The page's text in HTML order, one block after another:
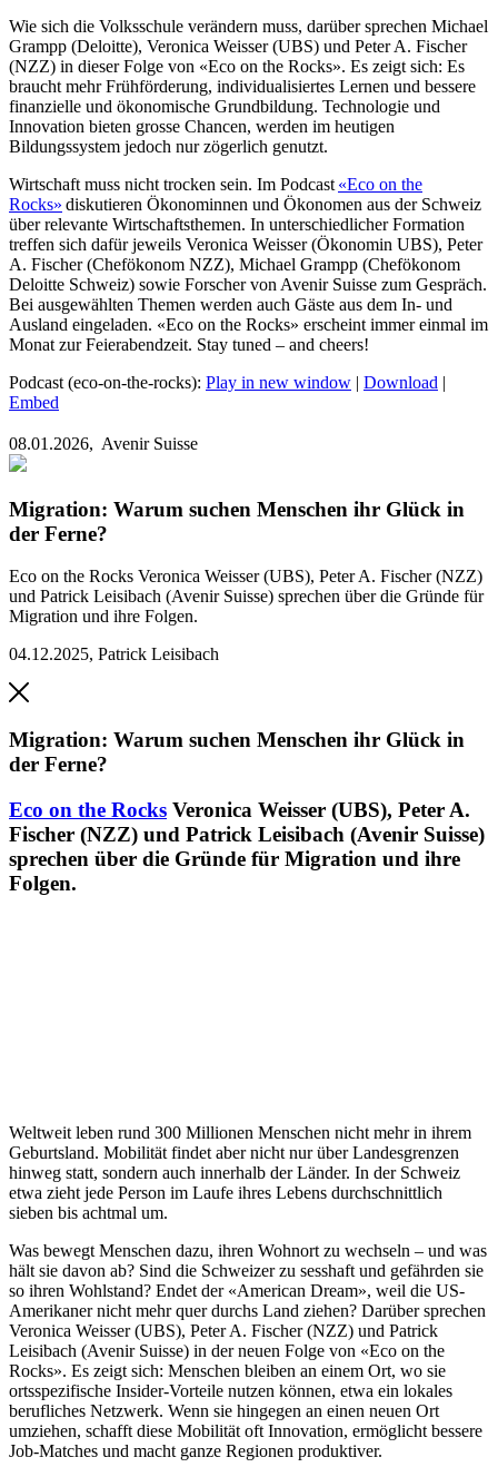
Wie sich die Volksschule verändern muss, darüber sprechen Michael
Grampp (Deloitte), Veronica Weisser (UBS) und Peter A. Fischer
(NZZ) in dieser Folge von «Eco on the Rocks». Es zeigt sich: Es
braucht mehr Frühförderung, individualisiertes Lernen und bessere
finanzielle und ökonomische Grundbildung. Technologie und
Innovation bieten grosse Chancen, werden im heutigen
Bildungssystem jedoch nur zögerlich genutzt.
Wirtschaft muss nicht trocken sein. Im Podcast «Eco on the
Rocks» diskutieren Ökonominnen und Ökonomen aus der Schweiz
über relevante Wirtschaftsthemen. In unterschiedlicher Formation
treffen sich dafür jeweils Veronica Weisser (Ökonomin UBS), Peter
A. Fischer (Chefökonom NZZ), Michael Grampp (Chefökonom
Deloitte Schweiz) sowie Forscher von Avenir Suisse zum Gespräch.
Bei ausgewählten Themen werden auch Gäste aus dem In- und
Ausland eingeladen. «Eco on the Rocks» erscheint immer einmal im
Monat zur Feierabendzeit. Stay tuned – and cheers!
Podcast (eco-on-the-rocks): Play in new window | Download |
Embed
08.01.2026, Avenir Suisse
Migration: Warum suchen Menschen ihr Glück in
der Ferne?
Eco on the Rocks Veronica Weisser (UBS), Peter A. Fischer (NZZ)
und Patrick Leisibach (Avenir Suisse) sprechen über die Gründe für
Migration und ihre Folgen.
04.12.2025, Patrick Leisibach
Migration: Warum suchen Menschen ihr Glück in
der Ferne?
Eco on the Rocks Veronica Weisser (UBS), Peter A.
Fischer (NZZ) und Patrick Leisibach (Avenir Suisse)
sprechen über die Gründe für Migration und ihre
Folgen.
Weltweit leben rund 300 Millionen Menschen nicht mehr in ihrem
Geburtsland. Mobilität findet aber nicht nur über Landesgrenzen
hinweg statt, sondern auch innerhalb der Länder. In der Schweiz
etwa zieht jede Person im Laufe ihres Lebens durchschnittlich
sieben bis achtmal um.
Was bewegt Menschen dazu, ihren Wohnort zu wechseln – und was
hält sie davon ab? Sind die Schweizer zu sesshaft und gefährden sie
so ihren Wohlstand? Endet der «American Dream», weil die US-
Amerikaner nicht mehr quer durchs Land ziehen? Darüber sprechen
Veronica Weisser (UBS), Peter A. Fischer (NZZ) und Patrick
Leisibach (Avenir Suisse) in der neuen Folge von «Eco on the
Rocks». Es zeigt sich: Menschen bleiben an einem Ort, wo sie
ortsspezifische Insider-Vorteile nutzen können, etwa ein lokales
berufliches Netzwerk. Wenn sie hingegen an einen neuen Ort
umziehen, schafft diese Mobilität oft Innovation, ermöglicht bessere
Job-Matches und macht ganze Regionen produktiver.